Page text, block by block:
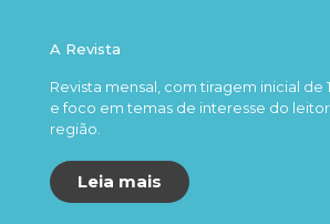
A Revista
Revista mensal, com tiragem inicial de
e foco em temas de interesse do
região.
Leia mais